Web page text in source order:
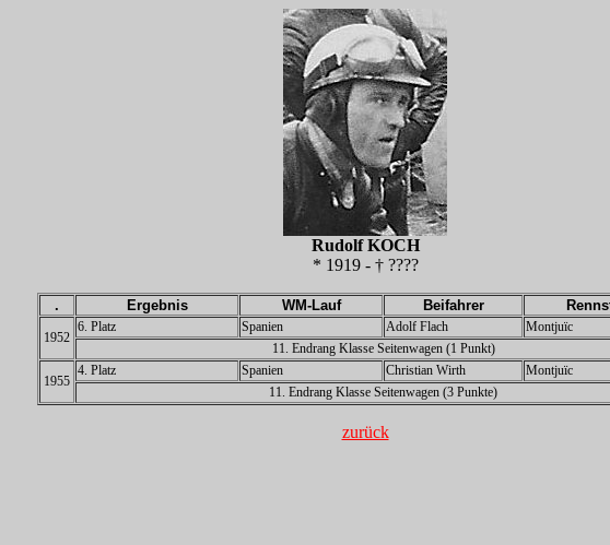
Rudolf KOCH
* 1919 - † ????
. Ergebnis WM-Lauf Beifahrer
1952
6. Platz Spanien Adolf Flach
Montjuïc
11. Endrang Klasse Seitenwagen (1 Punkt)
1955
4. Platz Spanien Christian Wirth
Montjuïc
11. Endrang Klasse Seitenwagen (3 Punkte)
zurück